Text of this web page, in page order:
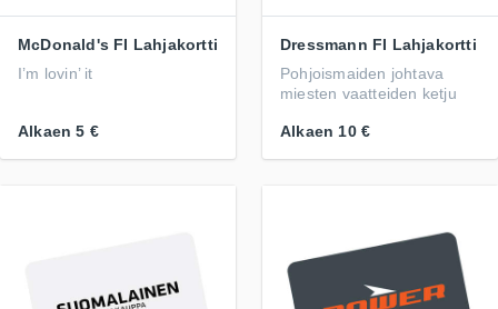
McDonald's FI Lahjakortti
I’m lovin’ it
Alkaen 5 €
Dressmann FI Lahjakortti
Pohjoismaiden johtava
miesten vaatteiden ketju
Alkaen 10 €